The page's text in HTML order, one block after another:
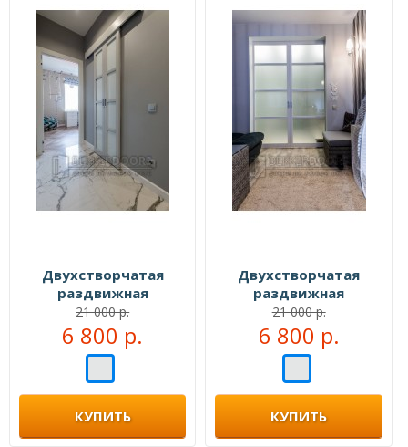
Двухстворчатая
раздвижная
перегородка №109555
21 000 р.
6 800 р.
КУПИТЬ
Двухстворчатая
раздвижная
перегородка №109999
21 000 р.
6 800 р.
КУПИТЬ